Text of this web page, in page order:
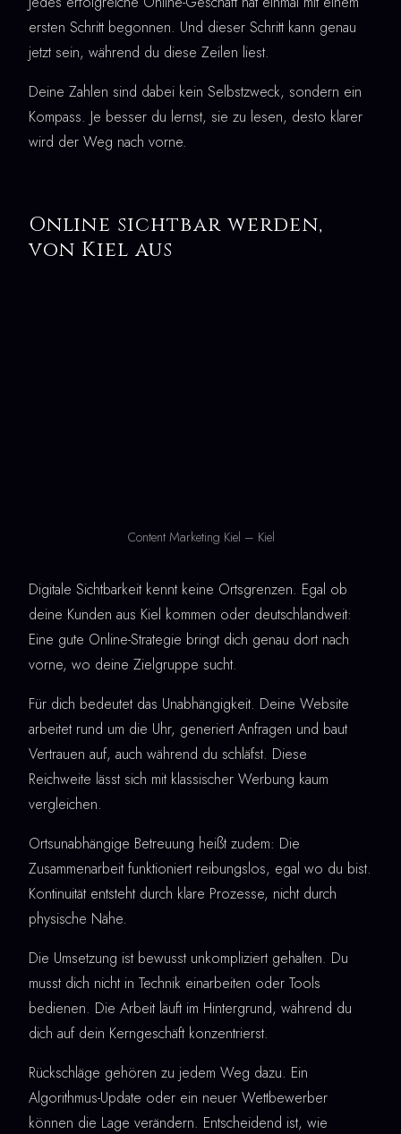
ersten Schritt begonnen. Und dieser Schritt kann genau
jetzt sein, während du diese Zeilen liest.
Deine Zahlen sind dabei kein Selbstzweck, sondern ein
Kompass. Je besser du lernst, sie zu lesen, desto klarer
wird der Weg nach vorne.
Online sichtbar werden,
von Kiel aus
Content Marketing Kiel – Kiel
Digitale Sichtbarkeit kennt keine Ortsgrenzen. Egal ob
deine Kunden aus Kiel kommen oder deutschlandweit:
Eine gute Online-Strategie bringt dich genau dort nach
vorne, wo deine Zielgruppe sucht.
Für dich bedeutet das Unabhängigkeit. Deine Website
arbeitet rund um die Uhr, generiert Anfragen und baut
Vertrauen auf, auch während du schläfst. Diese
Reichweite lässt sich mit klassischer Werbung kaum
vergleichen.
Ortsunabhängige Betreuung heißt zudem: Die
Zusammenarbeit funktioniert reibungslos, egal wo du bist.
Kontinuität entsteht durch klare Prozesse, nicht durch
physische Nähe.
Die Umsetzung ist bewusst unkompliziert gehalten. Du
musst dich nicht in Technik einarbeiten oder Tools
bedienen. Die Arbeit läuft im Hintergrund, während du
dich auf dein Kerngeschäft konzentrierst.
Rückschläge gehören zu jedem Weg dazu. Ein
Algorithmus-Update oder ein neuer Wettbewerber
können die Lage verändern. Entscheidend ist, wie